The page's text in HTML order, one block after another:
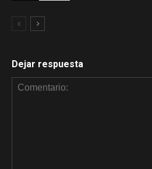
Dejar respuesta